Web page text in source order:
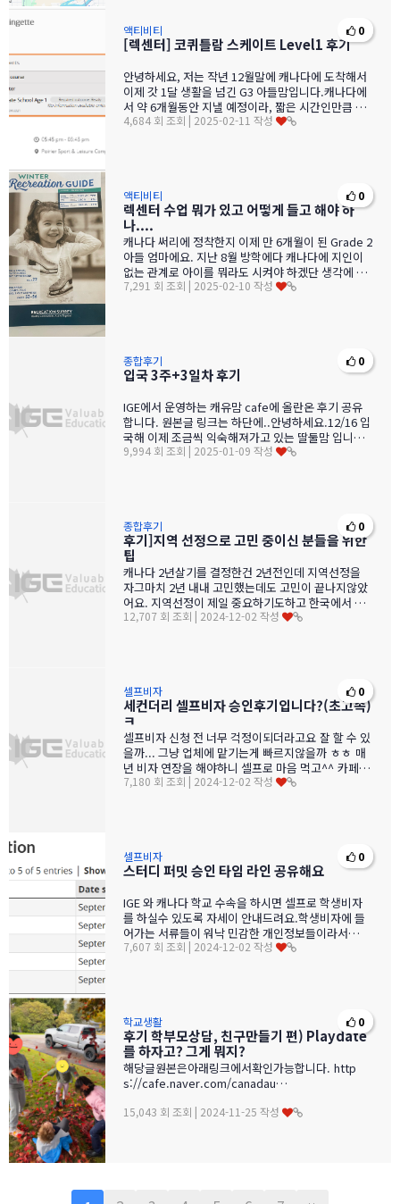
액티비티
[렉센터] 코퀴틀람 스케이트 Level1 후기
안녕하세요, 저는 작년 12월말에 캐나다에 도착해서
이제 갓 1달 생활을 넘긴 G3 아들맘입니다.캐나다에
서 약 6개월동안 지낼 예정이라, 짧은 시간인만큼 저
는 최대한 캐나다에서만 …
4,684 회 조회 | 2025-02-11 작성
0
액티비티
렉센터 수업 뭐가 있고 어떻게 들고 해야 하
나....
캐나다 써리에 정착한지 이제 만 6개월이 된 Grade 2
아들 엄마에요. ​지난 8월 방학에다 캐나다에 지인이
없는 관계로 아이를 뭐라도 시켜야 하겠단 생각에 어
디서 본 정보를 …
7,291 회 조회 | 2025-02-10 작성
0
종합후기
입국 3주+3일차 후기
IGE에서 운영하는 캐유맘 cafe에 올란온 후기 공유
합니다. 원본글 링크는 하단에..안녕하세요.12/16 입
국해 이제 조금씩 익숙해져가고 있는 딸둘맘 입니다.
1월6일 둘째 초…
9,994 회 조회 | 2025-01-09 작성
0
종합후기
후기]지역 선정으로 고민 중이신 분들을 위한
팁
캐나다 2년살기를 결정한건 2년전인데 지역선정을
자그마치 2년 내내 고민했는데도 고민이 끝나지않았
어요. 지역선정이 제일 중요하기도하고 한국에서 현
지상황을 모르는 상태에서 결정하긴 …
12,707 회 조회 | 2024-12-02 작성
0
셀프비자
세컨더리 셀프비자 승인후기입니다?(초고속)
ㅋ
셀프비자 신청 전 너무 걱정이되더라고요 잘 할 수 있
을까... 그냥 업체에 맡기는게 빠르지않을까 ㅎㅎ 매
년 비자 연장을 해야하니 셀프로 마음 먹고^^ 카페에
올려진 비자 …
7,180 회 조회 | 2024-12-02 작성
0
셀프비자
스터디 퍼밋 승인 타임 라인 공유해요
IGE 와 캐나다 학교 수속을 하시면 셀프로 학생비자
를 하실수 있도록 자세이 안내드려요.학생비자에 들
어가는 서류들이 워낙 민감한 개인정보들이라서…
7,607 회 조회 | 2024-12-02 작성
0
학교생활
후기 학부모상담, 친구만들기 편) Playdate
를 하자고? 그게 뭐지?
해당글원본은아래링크에서확인가능합니다. http
s://cafe.naver.com/canadau…
15,043 회 조회 | 2024-11-25 작성
0